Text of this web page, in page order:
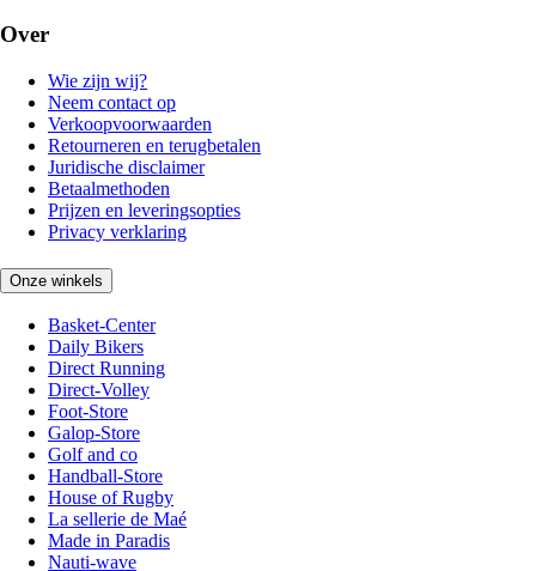
Over
Wie zijn wij?
Neem contact op
Verkoopvoorwaarden
Retourneren en terugbetalen
Juridische disclaimer
Betaalmethoden
Prijzen en leveringsopties
Privacy verklaring
Onze winkels
Basket-Center
Daily Bikers
Direct Running
Direct-Volley
Foot-Store
Galop-Store
Golf and co
Handball-Store
House of Rugby
La sellerie de Maé
Made in Paradis
Nauti-wave